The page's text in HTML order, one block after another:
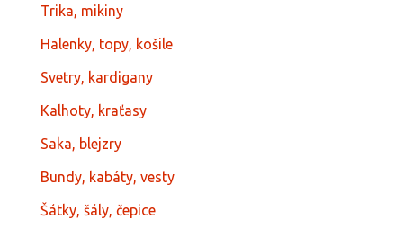
Trika, mikiny
Halenky, topy, košile
Svetry, kardigany
Kalhoty, kraťasy
Saka, blejzry
Bundy, kabáty, vesty
Šátky, šály, čepice